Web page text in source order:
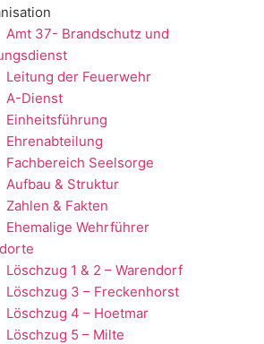
Amt 37- Brandschutz und
Leitung der Feuerwehr
A-Dienst
Einheitsführung
Ehrenabteilung
Fachbereich Seelsorge
Aufbau & Struktur
Zahlen & Fakten
Ehemalige Wehrführer
Löschzug 1 & 2 – Warendorf
Löschzug 3 – Freckenhorst
Löschzug 4 – Hoetmar
Löschzug 5 – Milte